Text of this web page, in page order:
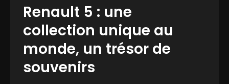
Renault 5 : une
collection unique au
monde, un trésor de
souvenirs